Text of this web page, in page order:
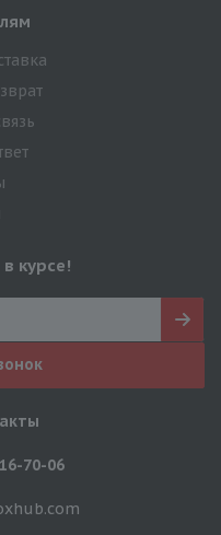
курсе!
70-06